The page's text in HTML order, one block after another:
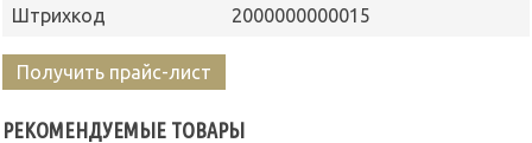
Штрихкод 2000000000015
Получить прайс-лист
РЕКОМЕНДУЕМЫЕ ТОВАРЫ